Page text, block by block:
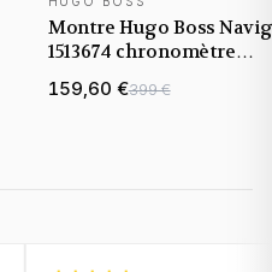
Montre Hugo Boss
1513674 chronomètre
159,60 €399 €